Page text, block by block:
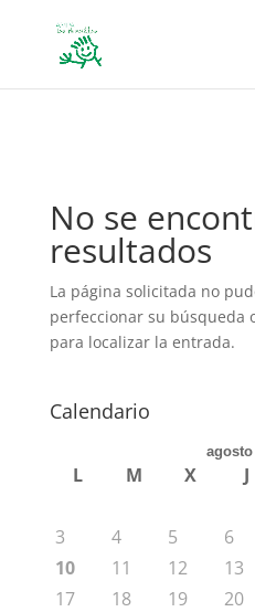
No se
resultados
La página solicitada no
perfeccionar su búsqueda
para localizar la entrada.
Calendario
agosto
L M X J
3
4 5 6
10
11 12 13
17
18 19 20